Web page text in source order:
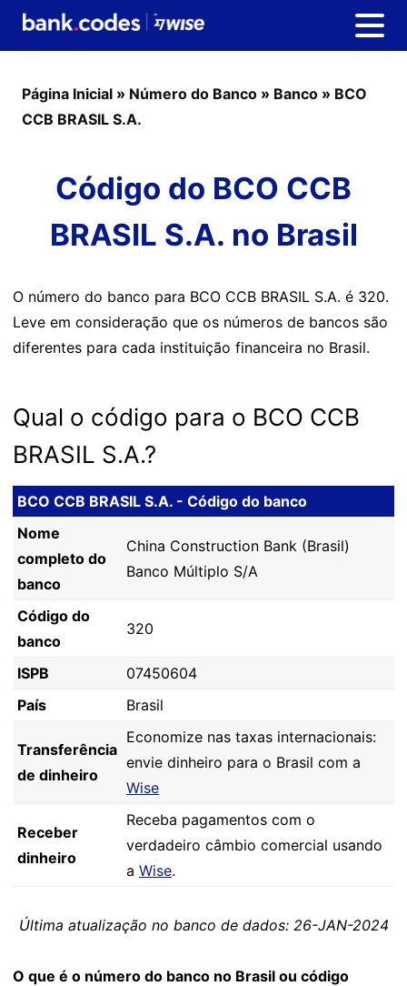
Página Inicial » Número do Banco » Banco » BCO
CCB BRASIL S.A.
Código do BCO CCB
BRASIL S.A. no Brasil
O número do banco para BCO CCB BRASIL S.A. é 320.
Leve em consideração que os números de bancos são
diferentes para cada instituição financeira no Brasil.
Qual o código para o BCO CCB
BRASIL S.A.?
BCO CCB BRASIL S.A. - Código do banco
Nome
completo do
banco
China Construction Bank (Brasil)
Banco Múltiplo S/A
Código do
banco
320
ISPB
07450604
País
Brasil
Transferência
de dinheiro
Economize nas taxas internacionais:
envie dinheiro para o Brasil com a
Wise
Receber
dinheiro
Receba pagamentos com o
verdadeiro câmbio comercial usando
a Wise.
Última atualização no banco de dados: 26-JAN-2024
O que é o número do banco no Brasil ou código